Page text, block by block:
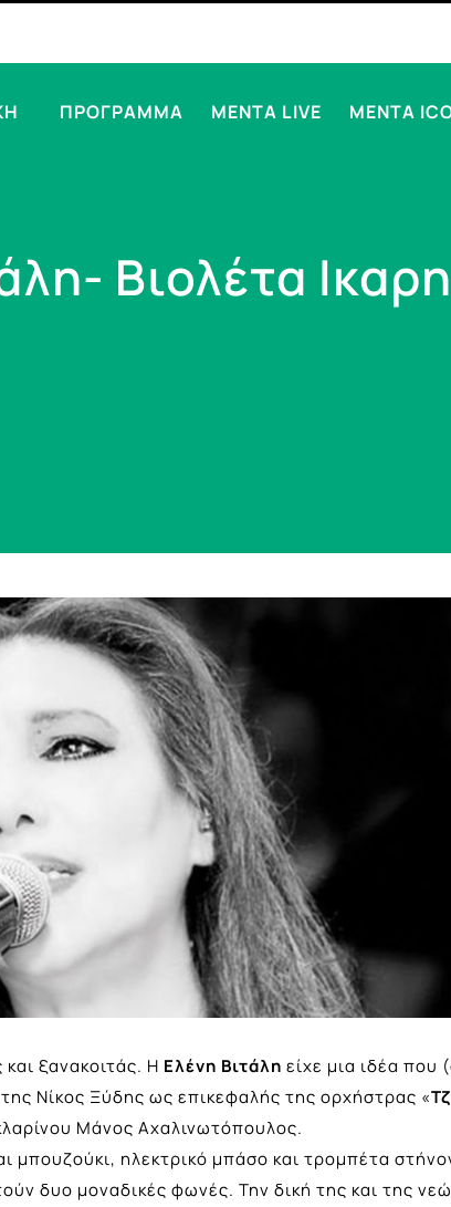
ΠΡΟΓΡΑΜΜΑ MENTA LIVE MENTA
Βιολέτα
ξανακοιτάς. Η Ελένη Βιτάλη είχε μια ιδέα που
της Νίκος Ξύδης ως επικεφαλής της ορχήστρας «
Μάνος Αχαλινωτόπουλος.
μπουζούκι, ηλεκτρικό μπάσο και τρομπέτα
δυο μοναδικές φωνές. Την δική της και της